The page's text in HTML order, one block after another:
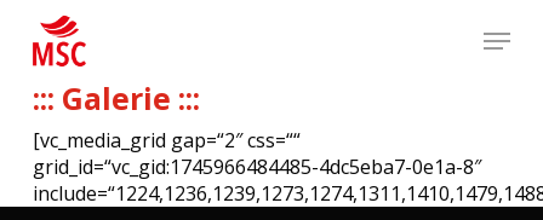
main
content
Menu
::: Galerie :::
[vc_media_grid gap=“2″ css=““
grid_id=“vc_gid:1745966484485-4dc5eba7-0e1a-8″